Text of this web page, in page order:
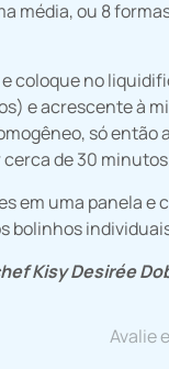
média, ou 8
coloque no
e acrescente à
só
de 30
em uma panela
bolinhos
Kisy Desirée
Avalie